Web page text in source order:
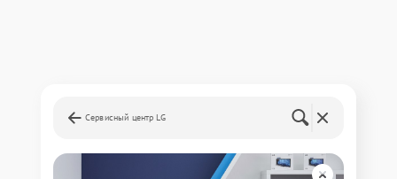
Сервисный центр LG